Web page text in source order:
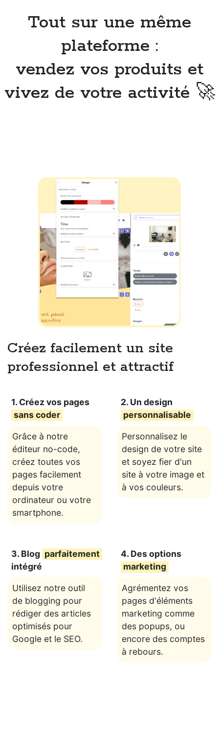
Tout sur une même
plateforme :
vendez vos produits et
vivez de votre activité 🚀
Créez facilement un site
professionnel et attractif
1. Créez vos pages
sans coder
Grâce à notre
éditeur no-code,
créez toutes vos
pages facilement
depuis votre
ordinateur ou votre
smartphone.
2. Un design
personnalisable
Personnalisez le
design de votre site
et soyez fier d'un
site à votre image et
à vos couleurs.
3. Blog parfaitement
intégré
Utilisez notre outil
de blogging pour
rédiger des articles
optimisés pour
Google et le SEO.
4. Des options
marketing
Agrémentez vos
pages d'éléments
marketing comme
des popups, ou
encore des comptes
à rebours.